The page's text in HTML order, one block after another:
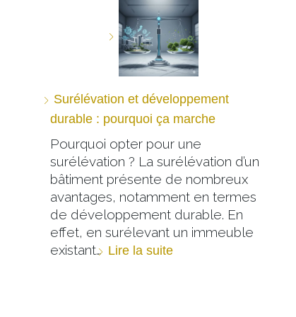
Surélévation et développement
durable : pourquoi ça marche
Pourquoi opter pour une
surélévation ? La surélévation d’un
bâtiment présente de nombreux
avantages, notamment en termes
de développement durable. En
effet, en surélevant un immeuble
existant… Lire la suite